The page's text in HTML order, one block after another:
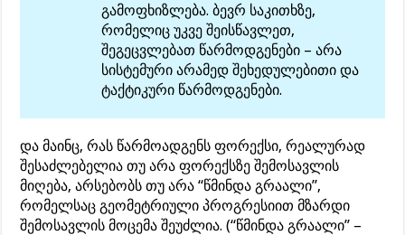
გამოფხიზლება. ბევრ საკითხზე,
რომელიც უკვე შეისწავლეთ,
შეგეცვლებათ წარმოდგენები – არა
სისტემური არამედ შეხედულებითი და
ტაქტიკური წარმოდგენები.
და მაინც, რას წარმოადგენს ფორექსი, რეალურად
შესაძლებელია თუ არა ფორექსზე შემოსავლის
მიღება, არსებობს თუ არა “წმინდა გრაალი”,
რომელსაც გეომეტრიული პროგრესიით მზარდი
შემოსავლის მოცემა შეუძლია. (“წმინდა გრაალი” –